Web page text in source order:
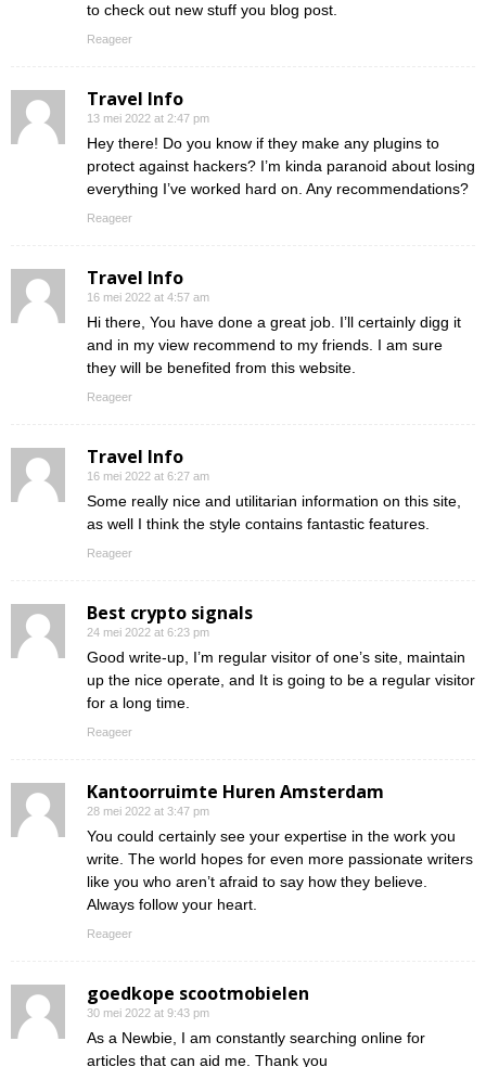
to check out new stuff you blog post.
Reageer
Travel Info
13 mei 2022 at 2:47 pm
Hey there! Do you know if they make any plugins to
protect against hackers? I’m kinda paranoid about losing
everything I’ve worked hard on. Any recommendations?
Reageer
Travel Info
16 mei 2022 at 4:57 am
Hi there, You have done a great job. I’ll certainly digg it
and in my view recommend to my friends. I am sure
they will be benefited from this website.
Reageer
Travel Info
16 mei 2022 at 6:27 am
Some really nice and utilitarian information on this site,
as well I think the style contains fantastic features.
Reageer
Best crypto signals
24 mei 2022 at 6:23 pm
Good write-up, I’m regular visitor of one’s site, maintain
up the nice operate, and It is going to be a regular visitor
for a long time.
Reageer
Kantoorruimte Huren Amsterdam
28 mei 2022 at 3:47 pm
You could certainly see your expertise in the work you
write. The world hopes for even more passionate writers
like you who aren’t afraid to say how they believe.
Always follow your heart.
Reageer
goedkope scootmobielen
30 mei 2022 at 9:43 pm
As a Newbie, I am constantly searching online for
articles that can aid me. Thank you